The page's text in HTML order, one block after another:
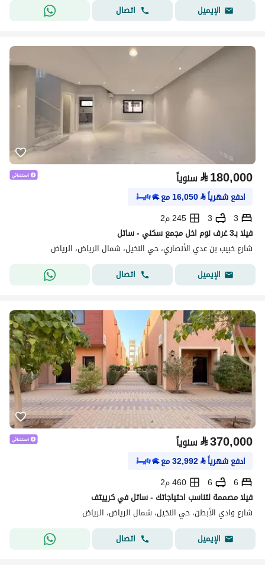
الإيميل
اتصال
⃁180,000 سنوياً
ادفع شهرياً⃁
16,050مع
3
3
245 م2
فيلا بـ3 غرف نوم اخل مجمع سكني - ساتل
شارع خبيب بن عدي الأنصاري، حي النخيل، شمال الرياض، الرياض
الإيميل
اتصال
⃁370,000 سنوياً
ادفع شهرياً⃁
32,992مع
6
6
460 م2
فيلا مصممة لتناسب احتياجاتك - ساتل في كرييتف
شارع وادي الأبطن، حي النخيل، شمال الرياض، الرياض
الإيميل
اتصال